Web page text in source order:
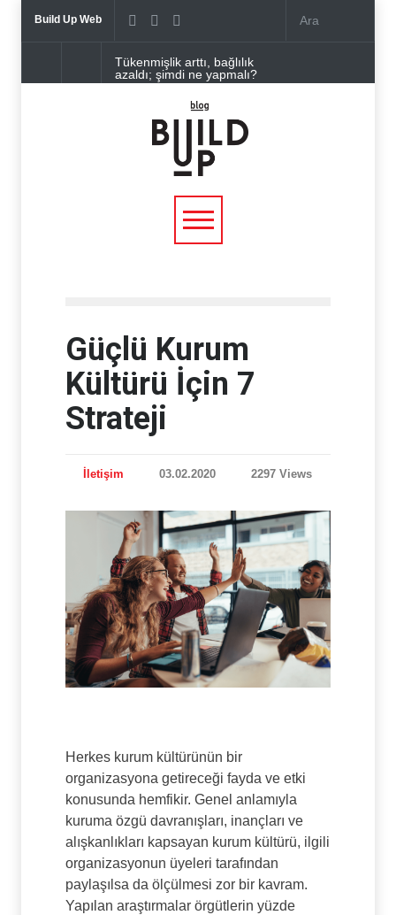
Build Up Web
Tükenmişlik arttı, bağlılık
azaldı; şimdi ne yapmalı?
Bir iletişim mücadelesi:
Etkinin ölçülmesi
Dijital Çağ Krizlerinden
Çıkarılacak En Önemli 10
Şimdi İçerik Pazarlamasının
Tam Sırası!
Güçlü Kurum
Kültürü İçin 7
Strateji
İletişim 03.02.2020 2297 Views
Herkes kurum kültürünün bir
organizasyona getireceği fayda ve etki
konusunda hemfikir. Genel anlamıyla
kuruma özgü davranışları, inançları ve
alışkanlıkları kapsayan kurum kültürü, ilgili
organizasyonun üyeleri tarafından
paylaşılsa da ölçülmesi zor bir kavram.
Yapılan araştırmalar örgütlerin yüzde